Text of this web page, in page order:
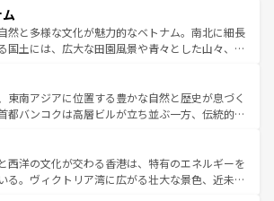
ほしい。
いと評判のスイーツなど、バラエティ豊かな料理
が味わえる。 なお、新着の台湾情報は コンテンツ一覧を参
しい。
に足を延ばせば四季折々の自然美を楽しむことが
そして、キムチや焼肉、絶品のストリートフード
まざまな韓国料理が待っている。夜には、韓国な
包まれながら、韓国の多彩な魅力を心ゆくまで味
わってみてほしい。 なお、新着の韓国情報はコンテンツ一
してほしい。
然と多様な文化が魅力的なベトナム。南北に細長
国土には、広大な田園風景や青々とした山々、世
展と共に伝統が息づく。ハノイの古い町並みやホ
市のフランス統治時代の建物も、独特の雰囲気を
ている。また、バラエティの豊かさとおいしさで
ォーやバインミー、ベトナムコーヒーなどは、ぜ
味わいたい。どの地域を訪れてもあたたかい人々
を迎えてくれるので、きっと忘れられない旅にな
東南アジアに位置する豊かな自然と歴史が息づく
都バンコクは高層ビルが立ち並ぶ一方、伝統的な
交差している。北部ではチェンマイなどの山岳地
と触れ合い、南部ではプーケットやクラビの美し
でリゾート気分を楽しむことができる。タイ料理
西洋の文化が交わる香港は、特有のエネルギーを
る。ヴィクトリア湾に広がる壮大な景色、近未来